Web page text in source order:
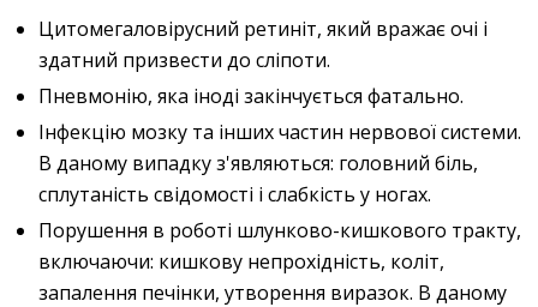
Цитомегаловірусний ретиніт, який вражає очі і
здатний призвести до сліпоти.
Пневмонію, яка іноді закінчується фатально.
Інфекцію мозку та інших частин нервової системи.
В даному випадку з'являються: головний біль,
сплутаність свідомості і слабкість у ногах.
Порушення в роботі шлунково-кишкового тракту,
включаючи: кишкову непрохідність, коліт,
запалення печінки, утворення виразок. В даному